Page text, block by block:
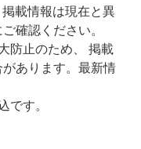
載情報は現在と異
確認ください。
防止のため、 掲載
あります。最新情
す。